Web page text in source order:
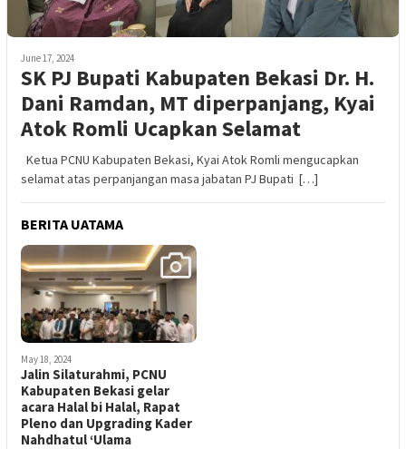
June 17, 2024
SK PJ Bupati Kabupaten Bekasi Dr. H.
Dani Ramdan, MT diperpanjang, Kyai
Atok Romli Ucapkan Selamat
Ketua PCNU Kabupaten Bekasi, Kyai Atok Romli mengucapkan
selamat atas perpanjangan masa jabatan PJ Bupati […]
BERITA UATAMA
May 18, 2024
Jalin Silaturahmi, PCNU
Kabupaten Bekasi gelar
acara Halal bi Halal, Rapat
Pleno dan Upgrading Kader
Nahdhatul ‘Ulama